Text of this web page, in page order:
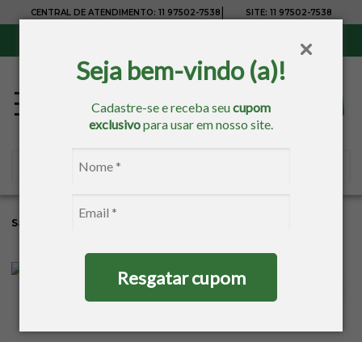
Seja bem-vindo (a)!
Cadastre-se e receba seucupom
exclusivopara usar em nosso site.
Resgatar cupom
CENTRAL DE ATENDIMENTO: 11 97502-7538 SITE: 11 97502-7538
Sacaria